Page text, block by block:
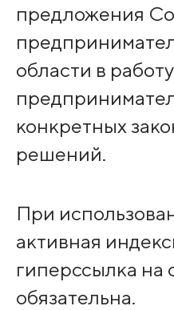
предложения
области в
конкретных
решений.
При
активная
гиперссылка на
обязательна.